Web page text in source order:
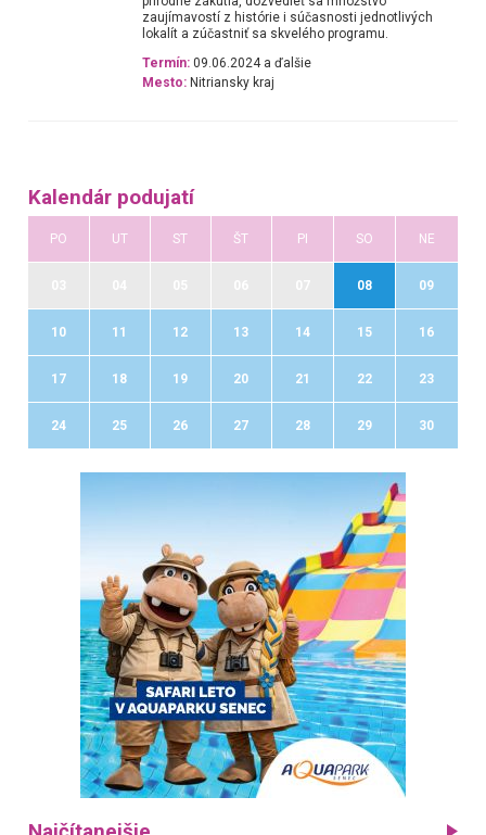
zaujímavostí z histórie i súčasnosti jednotlivých
lokalít a zúčastniť sa skvelého programu.
Termín: 09.06.2024 a ďalšie
Mesto: Nitriansky kraj
Kalendár podujatí
PO UT ST ŠT PI SO NE
08 09
10 11 12 13 14 15 16
17 18 19 20 21 22 23
24 25 26 27 28 29 30